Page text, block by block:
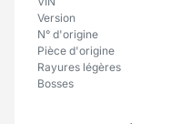
Version
N° d'origine
Pièce d'origine
Rayures légères
Bosses